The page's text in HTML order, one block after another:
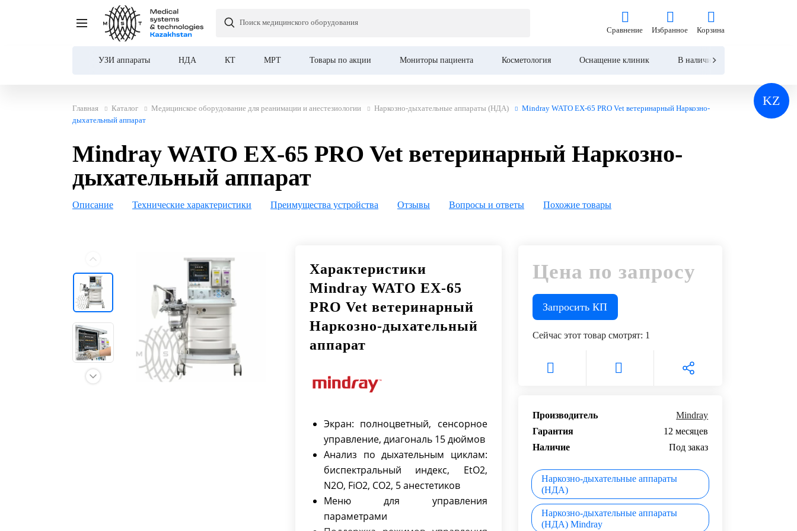
KZ
Поиск медицинского оборудования
Сравнение
Сравнение
Избранное Корзина
УЗИ аппараты НДА КТ МРТ Товары по акции Мониторы пациента Косметология Оснащение клиник В наличии
Главная Каталог Медицинское оборудование для реанимации и анестезиологии Наркозно-дыхательные аппараты (НДА)
Mindray WATO EX-65 PRO Vet ветеринарный Наркозно-
дыхательный аппарат
Mindray WATO EX-65 PRO Vet ветеринарный Наркозно-
дыхательный аппарат
Цена по запросу
Запросить КП
Mindray WATO EX-65 PRO Vet ветеринарный Наркозно-
дыхательный аппарат
Описание Технические характеристики Преимущества устройства Отзывы Вопросы и ответы Похожие товары
Характеристики
Mindray WATO EX-65
PRO Vet ветеринарный
Наркозно-дыхательный
аппарат
Экран: полноцветный, сенсорное
управление, диагональ 15 дюймов
Анализ по дыхательным циклам:
биспектральный индекс, EtO2,
N2O, FiO2, CO2, 5 анестетиков
Меню для управления
параметрами
Цена по запросу
Запросить КП
Сейчас этот товар смотрят: 1
Производитель
Mindray
Гарантия
12 месяцев
Наличие
Под заказ
Наркозно-дыхательные аппараты
(НДА)
Наркозно-дыхательные аппараты
(НДА) Mindray